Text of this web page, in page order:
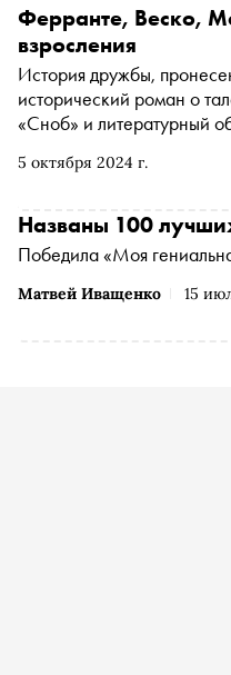
5 октября 2024 г.
Ферранте, Веско,
взросления
История дружбы,
исторический роман о
«Сноб» и литературный
Матвей Иващенко 15
Названы 100
Победила «Моя